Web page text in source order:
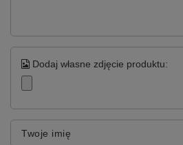
Dodaj własne zdjęcie produktu:
Twoje imię